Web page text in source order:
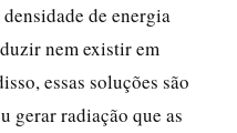
de energia
nem existir em
essas soluções são
gerar radiação que as